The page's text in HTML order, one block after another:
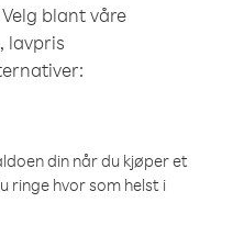
blant våre
lavpris
din når du kjøper et
ringe hvor som helst i